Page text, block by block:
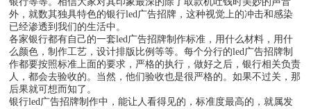
外，就数其独具特色的银行led广告招牌，这种视觉上的冲击和感染
已经渗透到我们的生活中。
各家银行都有自己的一套led广告招牌制作标准，用什么材料，用什
么颜色，制作工艺，设计排版比例等等。每个分行的led广告招牌制
作都要按照标准上面的要求，严格的执行，做好之后，银行相关负责
人，都会去验收的。当然，他们验收也是很严格的。如果不过关，那
后果就可想而知了。
银行led广告招牌制作中，能让人看得见的，标准度最高的，就属发